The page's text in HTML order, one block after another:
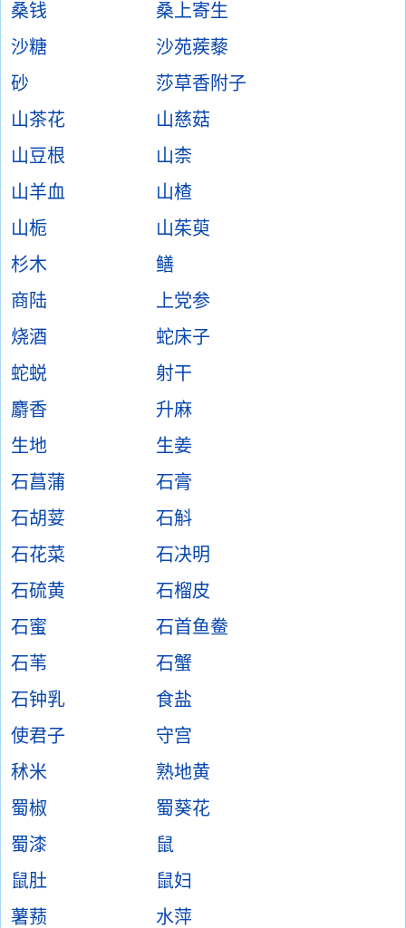
桑钱
桑上寄生
沙糖
沙苑蒺藜
砂
莎草香附子
山茶花
山慈菇
山豆根
山柰
山羊血
山楂
山栀
山茱萸
杉木
鳝
商陆
上党参
烧酒
蛇床子
蛇蜕
射干
麝香
升麻
生地
生姜
石菖蒲
石膏
石胡荽
石斛
石花菜
石决明
石硫黄
石榴皮
石蜜
石首鱼鲞
石苇
石蟹
石钟乳
食盐
使君子
守宫
秫米
熟地黄
蜀椒
蜀葵花
蜀漆
鼠
鼠肚
鼠妇
薯蓣
水萍